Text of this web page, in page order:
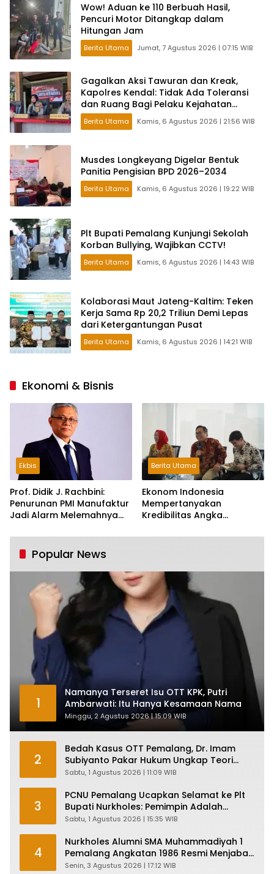
Wow! Aduan ke 110 Berbuah Hasil,
Pencuri Motor Ditangkap dalam
Hitungan Jam
Berita Utama Jumat, 7 Agustus 2026 | 07:15 WIB
Gagalkan Aksi Tawuran dan Kreak,
Kapolres Kendal: Tidak Ada Toleransi
dan Ruang Bagi Pelaku Kejahatan
Jalanan
Berita Utama Kamis, 6 Agustus 2026 | 21:56 WIB
Musdes Longkeyang Digelar Bentuk
Panitia Pengisian BPD 2026–2034
Berita Utama Kamis, 6 Agustus 2026 | 19:22 WIB
Plt Bupati Pemalang Kunjungi Sekolah
Korban Bullying, Wajibkan CCTV!
Berita Utama Kamis, 6 Agustus 2026 | 14:43 WIB
Kolaborasi Maut Jateng-Kaltim: Teken
Kerja Sama Rp 20,2 Triliun Demi Lepas
dari Ketergantungan Pusat
Berita Utama Kamis, 6 Agustus 2026 | 14:21 WIB
Ekonomi & Bisnis
Ekbis
Prof. Didik J. Rachbini:
Penurunan PMI Manufaktur
Jadi Alarm Melemahnya
Berita Utama
Ekonom Indonesia
Mempertanyakan
Kredibilitas Angka
Tumbuh Tapi Rapuh
Popular News
1
Namanya Terseret Isu OTT KPK, Putri
Ambarwati: Itu Hanya Kesamaan Nama
Minggu, 2 Agustus 2026 | 15:09 WIB
2
Bedah Kasus OTT Pemalang, Dr. Imam
Subiyanto Pakar Hukum Ungkap Teori
Penyertaan KPK
Sabtu, 1 Agustus 2026 | 11:09 WIB
3
PCNU Pemalang Ucapkan Selamat ke Plt
Bupati Nurkholes: Pemimpin Adalah
Pelayan Rakyat!
Sabtu, 1 Agustus 2026 | 15:35 WIB
4
Nurkholes Alumni SMA Muhammadiyah 1
Pemalang Angkatan 1986 Resmi Menjabat
Plt Bupati, Inilah Pesan Ketua Asmam 86
Senin, 3 Agustus 2026 | 17:12 WIB